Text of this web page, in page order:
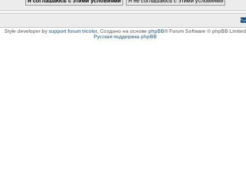
Style developer by support forum tricolor, Создано на основе phpBB® Forum Software © phpBB Limited
Русская поддержка phpBB